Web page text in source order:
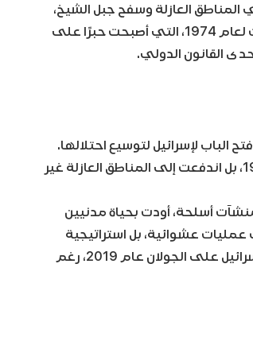
المناطق العازلة وسفح جبل الشيخ،
الذي يبعد 35 كيلومترًا عن دمشق، متجاهلاً اتفاقية فصل القوات لعام 1974، التي أصبحت حبرًا على
القانون الدولي.
لم تكتفِ بالجولان، التي ضمّتها في خطوة غير شرعية عام 1981، بل اندفعت إلى المناطق العازلة غير
أسلحة، أودت بحياة مدنيين
عمليات عشوائية، بل استراتيجية
لإضعاف أي حكومة قادمة، مدعومة باعتراف أمريكي بسيادة إسرائيل على الجولان عام 2019، رغم